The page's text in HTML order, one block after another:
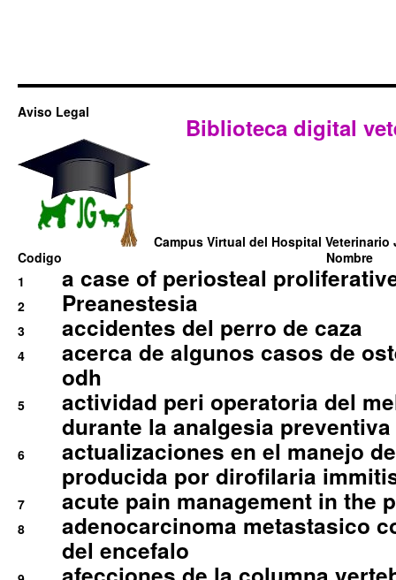
Aviso Legal
Biblioteca digital
Campus Virtual del Hospital Veterinario
Codigo
Nombre
1
a case of periosteal
2 Preanestesia
3 accidentes del perro de caza
4
acerca de algunos casos de
odh
5
actividad peri operatoria del
durante la analgesia
6
actualizaciones en el manejo
producida por dirofilaria
7 acute pain management in the
8
adenocarcinoma metastasico
del encefalo